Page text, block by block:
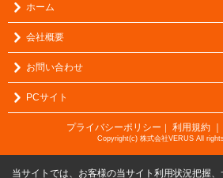
ホーム
会社概要
お問い合わせ
PCサイト
プライバシーポリシー ｜ 利用規約
Copyright(c) 株式会社VERUS All
当サイトでは、お客様の当サイト利用状況把握